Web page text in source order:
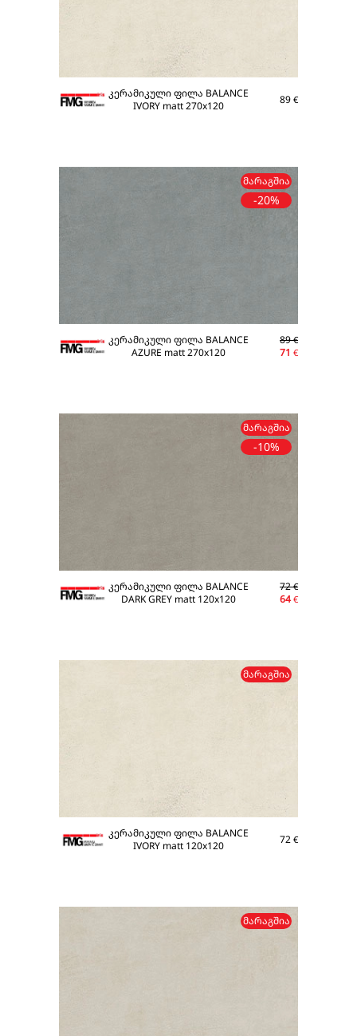
კერამიკული ფილა BALANCE
IVORY matt 270x120
89 €
ᲛᲐᲠᲐᲒᲨᲘᲐ
-20%
კერამიკული ფილა BALANCE
AZURE matt 270x120
89€
71 €
ᲛᲐᲠᲐᲒᲨᲘᲐ
-10%
კერამიკული ფილა BALANCE
DARK GREY matt 120x120
72€
64€
ᲛᲐᲠᲐᲒᲨᲘᲐ
კერამიკული ფილა BALANCE
IVORY matt 120x120
72 €
ᲛᲐᲠᲐᲒᲨᲘᲐ